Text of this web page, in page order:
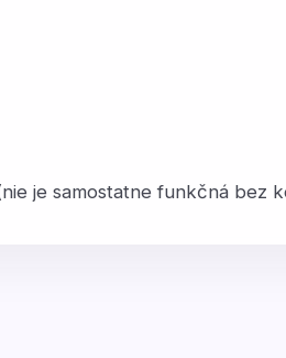
je samostatne funkčná bez